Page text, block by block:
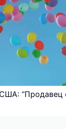
“Продавец